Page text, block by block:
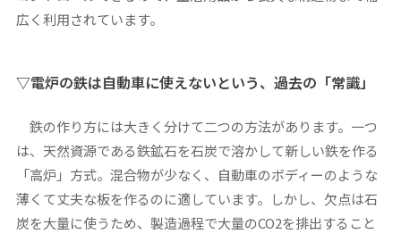
広く利用されています。
▽電炉の鉄は自動車に使えないという、過去の「常識」
鉄の作り方には大きく分けて二つの方法があります。一つ
は、天然資源である鉄鉱石を石炭で溶かして新しい鉄を作る
「高炉」方式。混合物が少なく、自動車のボディーのような
薄くて丈夫な板を作るのに適しています。しかし、欠点は石
炭を大量に使うため、製造過程で大量のCO2を排出すること